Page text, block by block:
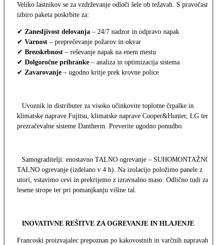
Veliko lastnikov se za vzdrževanje odloči šele ob težavah. S pravočasno
izbiro paketa poskrbite za:
✔ Zanesljivost delovanja – 24/7 nadzor in odpravo napak
✔ Varnost – preprečevanje požarov in okvar
✔ Brezskrbnost – reševanje napak na enem mestu
✔ Dolgoročne prihranke – analiza in optimizacija sistema
✔ Zavarovanje – ugodno kritje prek krovne police
Uvoznik in distributer za visoko učinkovite toplotne črpalke in
klimatske naprave Fujitsu, klimatske naprave Cooper&Hunter, LG ter
prezračevalne sisteme Dantherm. Preverite ugodno ponudbo.
Samograditelji: enostavno TALNO ogrevanje – SUHOMONTAŽNO
TALNO ogrevanje (izdelano v 4 h). Na izolacijo položimo panele z
utori, vstavimo cevi in prekrijemo z izravnalno maso. Odlično tudi za
lesene strope ter pri pomanjkanju višine tal.
INOVATIVNE REŠITVE ZA OGREVANJE IN HLAJENJE
Francoski proizvajalec prepoznan po kakovostnih in varčnih napravah